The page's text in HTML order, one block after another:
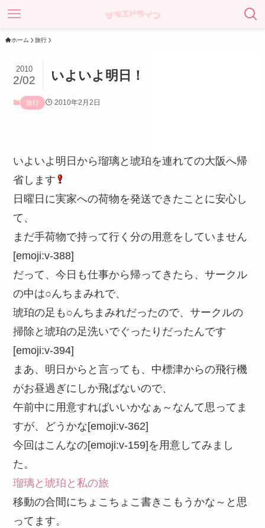
ホーム 旅行
いよいよ明日！
2010
2/02
旅行 2010年2月2日
いよいよ明日から瑠璃と琥珀を連れての大阪へ帰
省します
日曜日に実家への荷物を発送できたことに安心し
て、
まだ手荷物で持って行く分の用意をしていません
[emoji:v-388]
だって、今日も仕事から帰ってきたら、サークル
の中は○んちまみれで、
琥珀の足も○んちまみれだったので、サークルの
掃除と琥珀の足洗いでぐったりだったんです
[emoji:v-394]
まあ、明日からと言っても、中標津からの飛行機
がお昼過ぎにしか飛ばないので、
午前中に用意すればいいかなぁ～なんて思ってま
すが、どうかな[emoji:v-362]
今回はこんなの[emoji:v-159]を用意してみまし
た。
瑠璃と琥珀と私の旅
移動の合間にちょこちょこ書きこもうかな～と思
ってます。